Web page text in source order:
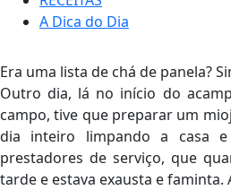
A Dica do Dia
Era uma lista de chá de panela?
Outro dia, lá no início do
campo, tive que preparar um
dia inteiro limpando a casa
prestadores de serviço, que
tarde e estava exausta e faminta.